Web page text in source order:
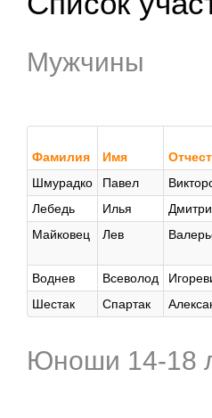
Мужчины
Фамилия Имя
Шмурадко
Павел
Лебедь
Илья
Майковец
Лев
Воднев Всеволод
Шестак
Спартак
Юноши 14-18